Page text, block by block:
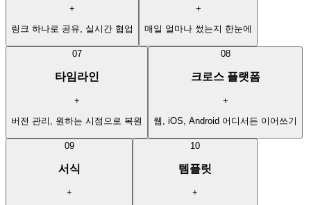
+
링크 하나로 공유, 실시간 협업
+
매일 얼마나 썼는지 한눈에
07
타임라인
+
버전 관리, 원하는 시점으로 복원
08
크로스 플랫폼
+
웹, iOS, Android 어디서든 이어쓰기
09
서식
+
10
템플릿
+